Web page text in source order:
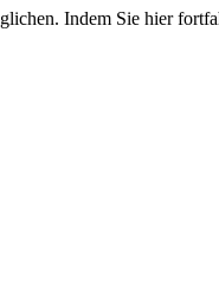
Indem Sie hier